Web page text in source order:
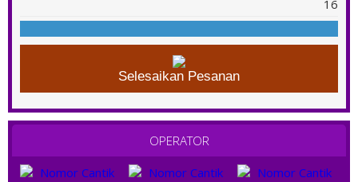
OPERATOR
16
Selesaikan Pesanan